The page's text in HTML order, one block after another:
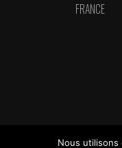
FRANCE
Nous